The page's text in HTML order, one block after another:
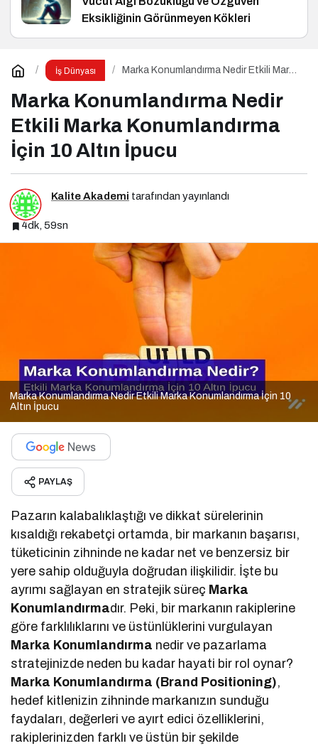
Eksikliğinin Görünmeyen Kökleri
İş Dünyası
Marka Konumlandırma Nedir Etkili Marka
Marka Konumlandırma Nedir
Etkili Marka Konumlandırma
İçin 10 Altın İpucu
Kalite Akademi tarafından yayınlandı
4dk, 59sn
Marka Konumlandırma Nedir Etkili Marka Konumlandırma İçin 10
Altın İpucu
PAYLAŞ
Pazarın kalabalıklaştığı ve dikkat sürelerinin
kısaldığı rekabetçi ortamda, bir markanın başarısı,
tüketicinin zihninde ne kadar net ve benzersiz bir
yere sahip olduğuyla doğrudan ilişkilidir. İşte bu
ayrımı sağlayan en stratejik süreç Marka
Konumlandırmadır. Peki, bir markanın rakiplerine
göre farklılıklarını ve üstünlüklerini vurgulayan
Marka Konumlandırma nedir ve pazarlama
stratejinizde neden bu kadar hayati bir rol oynar?
Marka Konumlandırma (Brand Positioning),
hedef kitlenizin zihninde markanızın sunduğu
faydaları, değerleri ve ayırt edici özelliklerini,
rakiplerinizden farklı ve üstün bir şekilde